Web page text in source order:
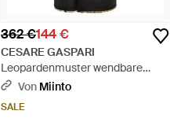
362 €144 €
CESARE GASPARI
Leopardenmuster wendbare
kunstpelzjacke - Schwarz
Von Miinto
SALE